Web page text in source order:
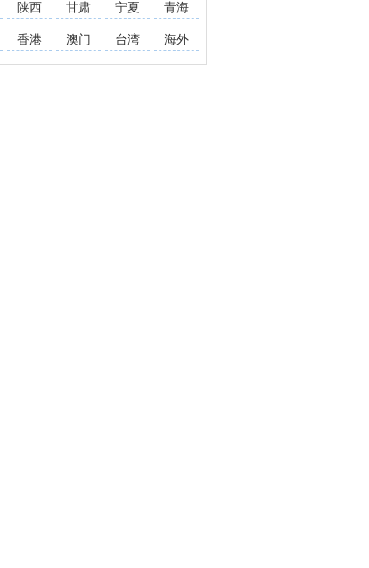
陕西 甘肃 宁夏 青海
香港 澳门 台湾 海外